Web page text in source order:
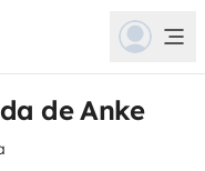
de Anke